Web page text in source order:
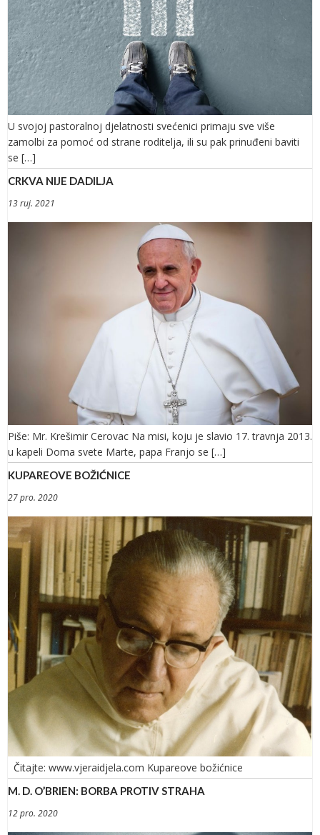
U svojoj pastoralnoj djelatnosti svećenici primaju sve više
zamolbi za pomoć od strane roditelja, ili su pak prinuđeni baviti
se […]
CRKVA NIJE DADILJA
13 ruj. 2021
Piše: Mr. Krešimir Cerovac Na misi, koju je slavio 17. travnja 2013.
u kapeli Doma svete Marte, papa Franjo se […]
KUPAREOVE BOŽIĆNICE
27 pro. 2020
Čitajte: www.vjeraidjela.com Kupareove božićnice
M. D. O’BRIEN: BORBA PROTIV STRAHA
12 pro. 2020